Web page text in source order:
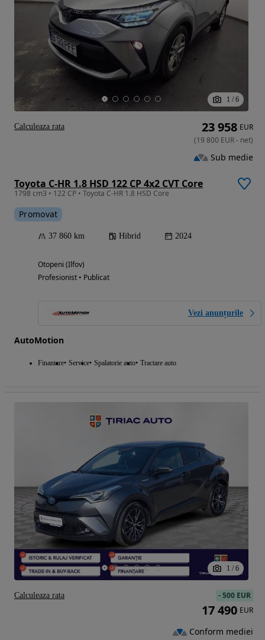
1 / 6
Toyota C-HR 1.8 HSD 122 CP 4x2 CVT Core
1798 cm3 • 122 CP • Toyota C-HR 1.8 HSD Core
Promovat
37 860 km Hibrid 2024
Otopeni (Ilfov)
Profesionist • Publicat
Vezi anunțurile
AutoMotion
Finantare Service Spalatorie auto Tractare auto
23 958 EUR
(19 800 EUR- net)
Sub medie
Calculeaza rata
1 / 6
-500 EUR
17 490 EUR
Conform mediei
Calculeaza rata